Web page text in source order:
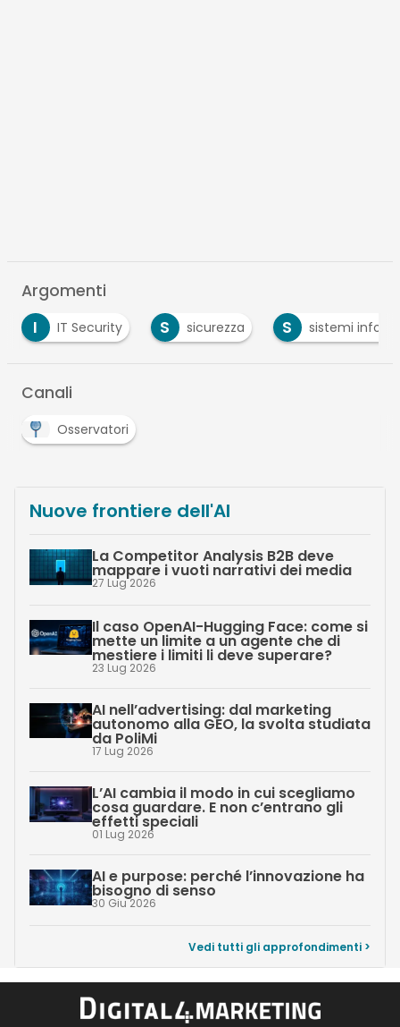
Argomenti
I
IT Security S sicurezza S sistemi
Canali
Osservatori
Nuove frontiere dell'AI
La Competitor Analysis B2B deve
mappare i vuoti narrativi dei media
27 Lug 2026
Il caso OpenAI-Hugging Face: come si
mette un limite a un agente che di
mestiere i limiti li deve superare?
23 Lug 2026
AI nell’advertising: dal marketing
autonomo alla GEO, la svolta studiata
da PoliMi
17 Lug 2026
L’AI cambia il modo in cui scegliamo
cosa guardare. E non c’entrano gli
effetti speciali
01 Lug 2026
AI e purpose: perché l’innovazione ha
bisogno di senso
30 Giu 2026
Vedi tutti gli approfondimenti >